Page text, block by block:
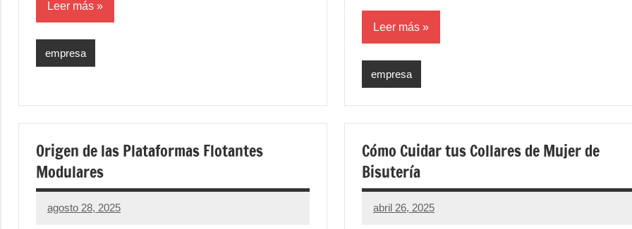
Leer más
empresa
Leer más
empresa
Origen de las Plataformas Flotantes
Modulares
agosto 28, 2025
Cómo Cuidar tus Collares de Mujer de
Bisutería
abril 26, 2025